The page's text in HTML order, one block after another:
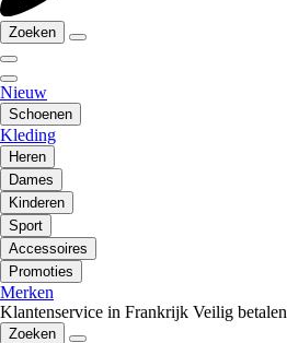
Zoeken
Nieuw
Schoenen
Kleding
Heren
Dames
Kinderen
Sport
Accessoires
Promoties
Merken
Klantenservice in Frankrijk Veilig betalen
Zoeken